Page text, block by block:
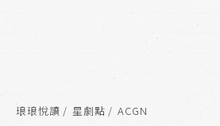
琅琅悅讀 星劇點 ACGN